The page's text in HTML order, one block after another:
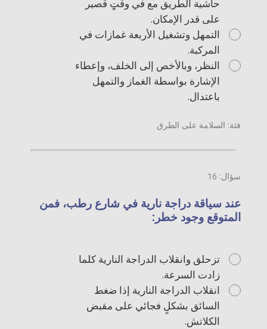
حاشية الطريق مع في وقتٍِ قصير
على قدر الإمكان.
التمهل وتشغيل الأربعة غمازات في
المركبة.
النظر، وبالأخص إلى الخلف، وإعطاء
الإشارة بواسطة الغماز والتمهل
باعتدال.
فئة: السلامة على الطرق
سؤال: 16
عند سياقة دراجة نارية في شارع رطب، فمن
المتوقع وجود خطر:
تزحلق وانقلاب الدراجة النارية كلما
زادت السرعة.
انقلاب الدراجة النارية إذا ضغط
السائق بشكلٍ فجائي على مقبض
الكلاتش.